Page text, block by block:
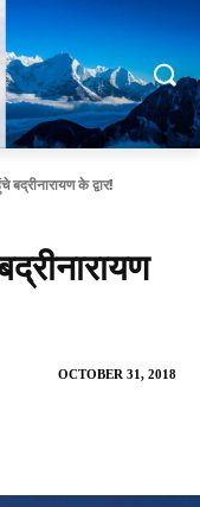
बद्रीनारायण के द्वार!
OCTOBER 31, 2018